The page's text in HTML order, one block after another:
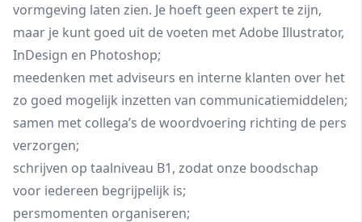
vormgeving laten zien. Je hoeft geen expert te zijn,
maar je kunt goed uit de voeten met Adobe Illustrator,
InDesign en Photoshop;
meedenken met adviseurs en interne klanten over het
zo goed mogelijk inzetten van communicatiemiddelen;
samen met collega’s de woordvoering richting de pers
verzorgen;
schrijven op taalniveau B1, zodat onze boodschap
voor iedereen begrijpelijk is;
persmomenten organiseren;